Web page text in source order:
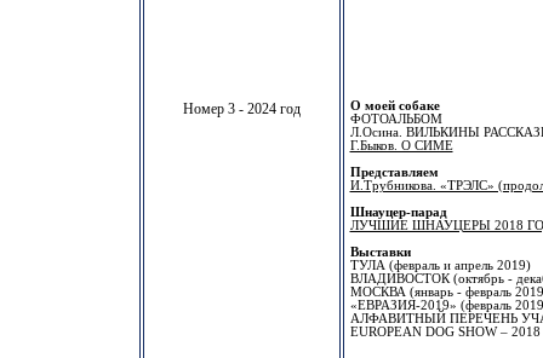
Номер 3 - 2024 год
О моей собаке
ФОТОАЛЬБОМ
Л.Осина. ВИЛЬКИНЫ
Г.Быков. О СИМЕ
Представляем
И.Трубникова. «ТРЭЛС»
Шнауцер-парад
ЛУЧШИЕ ШНАУЦЕРЫ 2018
Выставки
ТУЛА (февраль и апрель 2019)
ВЛАДИВОСТОК (октябрь -
МОСКВА (январь - февраль
«ЕВРАЗИЯ-2019» (февраль
АЛФАВИТНЫЙ ПЕРЕЧЕНЬ
EUROPEAN DOG SHOW – 2018